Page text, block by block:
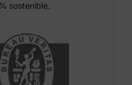
sostenible.